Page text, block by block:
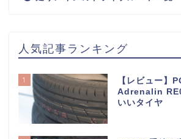
人気記事ランキング
1
【レビュー】
Adrenalin
いいタイヤ